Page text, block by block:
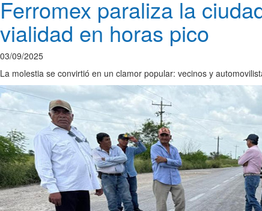
Ferromex paraliza la
vialidad en horas pico
03/09/2025
La molestia se convirtió en un clamor popular: vecinos y